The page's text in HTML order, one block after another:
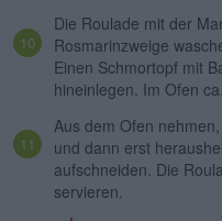
Die Roulade mit der
Rosmarinzweige
Einen Schmortopf mit
hineinlegen. Im Ofen
Aus dem Ofen
und dann erst
aufschneiden. Die
servieren.